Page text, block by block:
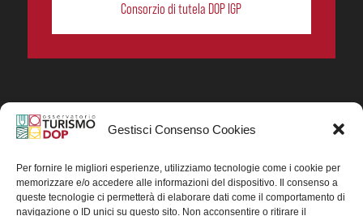
Gestisci Consenso Cookies
Per fornire le migliori esperienze, utilizziamo tecnologie come i cookie per
memorizzare e/o accedere alle informazioni del dispositivo. Il consenso a
queste tecnologie ci permetterà di elaborare dati come il comportamento di
navigazione o ID unici su questo sito. Non acconsentire o ritirare il
Consorzio di tutela DOP IGP
In collaborazione ORIGIN ITALIA.
del turismo enogastronomico dei prodotti DOP IGP
italiani.
Concessione contributo MASAF DM n. 0311719 del
15/06/2023